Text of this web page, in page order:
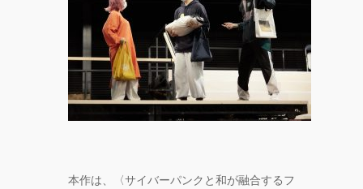
本作は、〈サイバーパンクと和が融合するフ